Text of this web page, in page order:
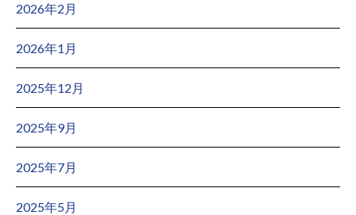
2026年2月
2026年1月
2025年12月
2025年9月
2025年7月
2025年5月